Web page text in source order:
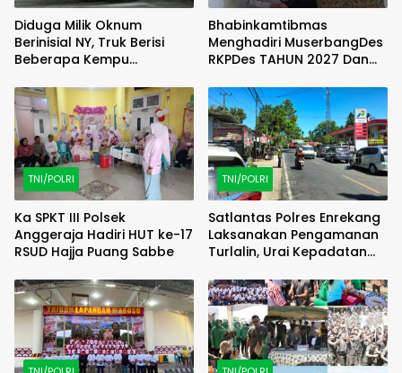
Diduga Milik Oknum
Berinisial NY, Truk Berisi
Beberapa Kempu
Aktivitas Pengangsuan
Solar Subsidi di SPBU
Jenarsari Kendal
Bhabinkamtibmas
Menghadiri MuserbangDes
RKPDes TAHUN 2027 Dan
Puncak Harapan
TNI/POLRI
Ka SPKT III Polsek
Anggeraja Hadiri HUT ke-17
RSUD Hajja Puang Sabbe
TNI/POLRI
Satlantas Polres Enrekang
Laksanakan Pengamanan
Turlalin, Urai Kepadatan
Enrekang